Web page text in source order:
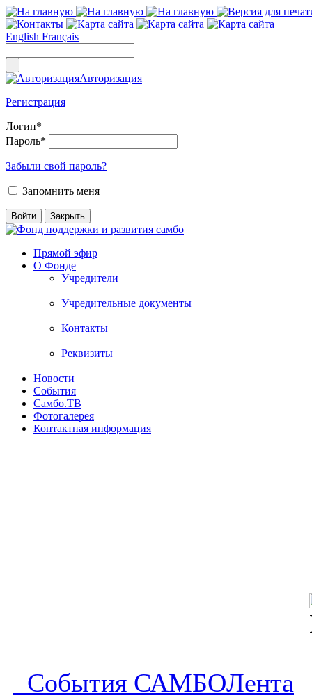
English Français
Авторизация
Регистрация
Логин*
Пароль*
Забыли свой пароль?
Запомнить меня
Прямой эфир
О Фонде
Учредители
Учредительные документы
Контакты
Реквизиты
Новости
События
Самбо.ТВ
Фотогалерея
Контактная информация
События САМБОЛента